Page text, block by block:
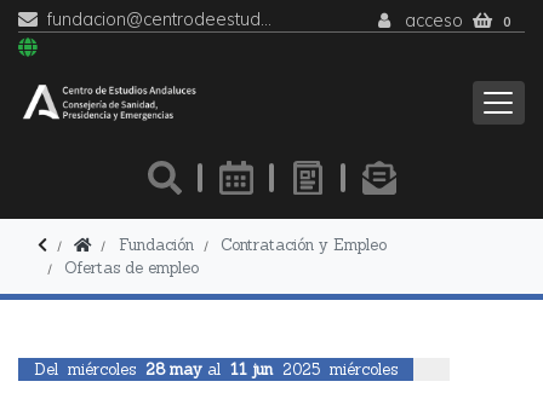
fundacion@centrodeestudiosandaluces.es acceso 0
Fundación
Contratación y Empleo
Ofertas de empleo
Del miércoles 28 may al 11 jun 2025 miércoles